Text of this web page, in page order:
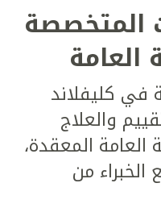
المتخصصة
في كليفلاند
والعلاج
المعقدة،
من